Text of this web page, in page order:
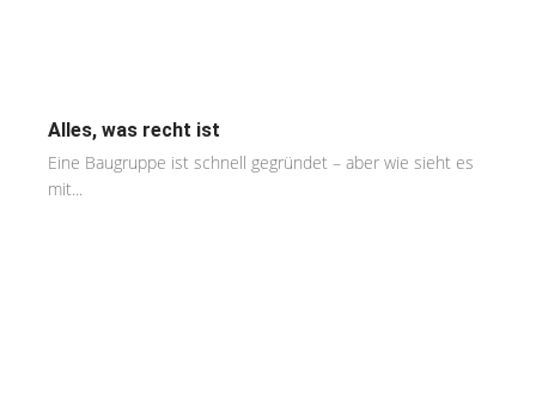
Alles, was recht ist
Eine Baugruppe ist schnell gegründet – aber wie sieht es
mit...